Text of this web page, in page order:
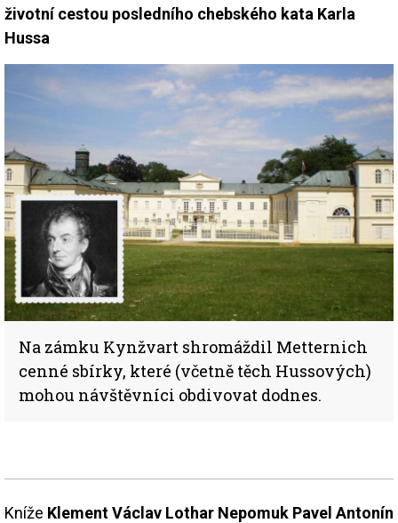
životní cestou posledního chebského kata Karla
Hussa
Na zámku Kynžvart shromáždil Metternich
cenné sbírky, které (včetně těch Hussových)
mohou návštěvníci obdivovat dodnes.
Kníže Klement Václav Lothar Nepomuk Pavel Antonín